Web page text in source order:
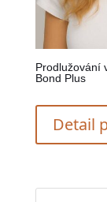
Prodlužování
Bond Plus
Detail